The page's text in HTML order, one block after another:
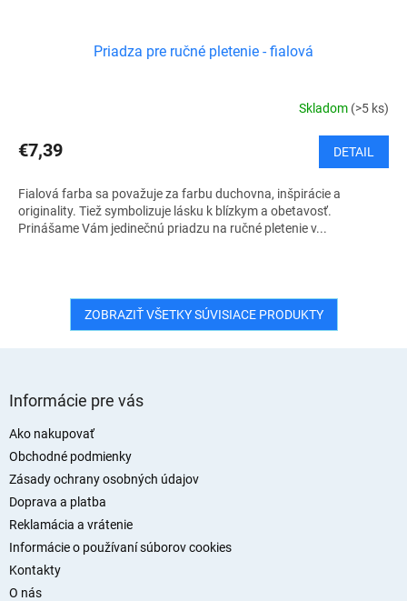
Priadza pre ručné pletenie - fialová
Skladom (>5 ks)
€7,39 DETAIL
Fialová farba sa považuje za farbu duchovna, inšpirácie a
originality. Tiež symbolizuje lásku k blízkym a obetavosť.
Prinášame Vám jedinečnú priadzu na ručné pletenie v...
ZOBRAZIŤ VŠETKY SÚVISIACE PRODUKTY
Informácie pre vás
Ako nakupovať
Obchodné podmienky
Zásady ochrany osobných údajov
Doprava a platba
Reklamácia a vrátenie
Informácie o používaní súborov cookies
Kontakty
O nás